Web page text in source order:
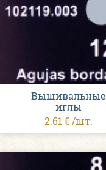
Вышивальные
иглы
2.61 € /шт.